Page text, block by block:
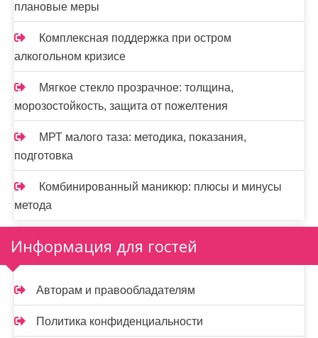
плановые меры
Комплексная поддержка при остром
алкогольном кризисе
Мягкое стекло прозрачное: толщина,
морозостойкость, защита от пожелтения
МРТ малого таза: методика, показания,
подготовка
Комбинированный маникюр: плюсы и минусы
метода
Информация для гостей
Авторам и правообладателям
Политика конфиденциальности